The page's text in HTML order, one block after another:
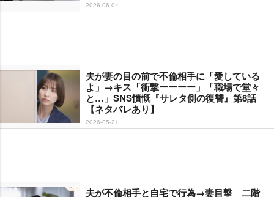
2026-06-04
夫が妻の目の前で不倫相手に「愛している
よ」→キス「衝撃ーーーー」「職場で堂々
と…」SNS憤慨『サレタ側の復讐』第8話
【ネタバレあり】
2026-05-21
夫が不倫相手と自宅で行為→妻目撃 二階